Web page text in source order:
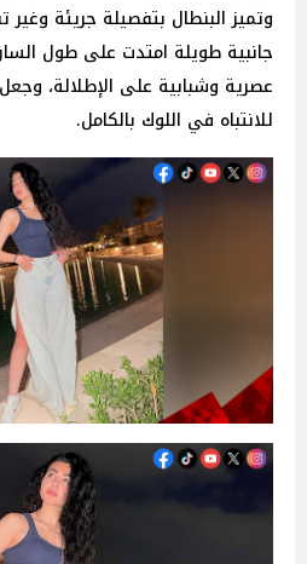
وتميز البنطال بتفصيلة جريئة
جانبية طويلة امتدت على طول
عصرية وشبابية على الإطلالة، وجعل
للانتباه في اللوك بالكامل.